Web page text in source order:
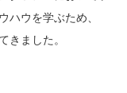
ハウを学ぶため、
きました。